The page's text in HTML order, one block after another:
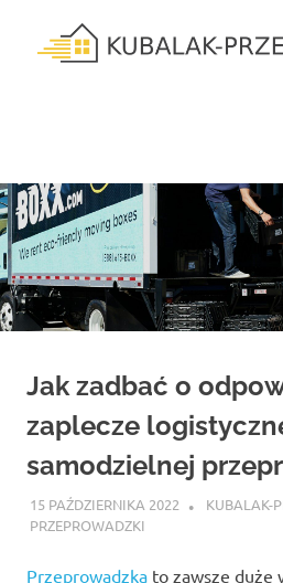
content
Jak zadbać o
zaplecze
samodzielnej
15 PAŹDZIERNIKA 2022
KUBALAK-
PRZEPROWADZKI
Przeprowadzka to zawsze duże